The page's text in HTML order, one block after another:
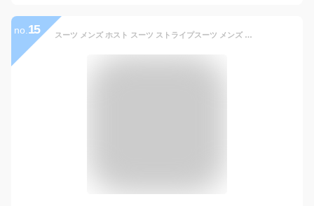
no. 15 スーツ メンズ ホスト スーツ ストライプスーツ メンズ ホストスーツ 3P スリーピース 無地 ブラック 黒 サックス ベージュ 送料無料 インポート 3ピーススーツ スリムスーツ テーラードジャケット 送料無料 秋 冬 新作 V系 ビジュアル系 お兄系 大人 衣装 細身スーツ タイト